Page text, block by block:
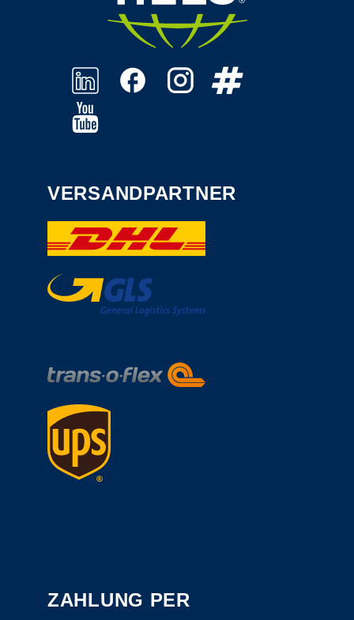
VERSANDPARTNER
ZAHLUNG PER